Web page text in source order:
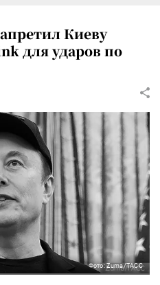
Киеву
для ударов по
Фото: Zuma/ТАСС